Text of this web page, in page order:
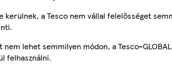
a Tesco nem vállal felelősséget
lehet semmilyen módon, a Tesco-
felhasználni.